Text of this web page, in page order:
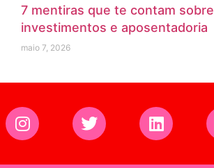
7 mentiras que te contam sobre
investimentos e aposentadoria
maio 7, 2026